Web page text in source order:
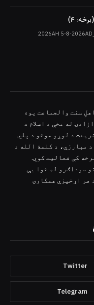
۴)
سنت والجماعت یوه
له مخې د اسلام د
د لوړو موخو د پلي
مبارزې، د کلمۀ الله د
کې فعالیت کوي.
سوداګرو له خوا یې
هر اړخیزې همکارۍ
Twitter
Telegram